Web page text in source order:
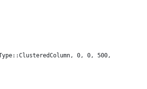
0, 0, 500, 500);